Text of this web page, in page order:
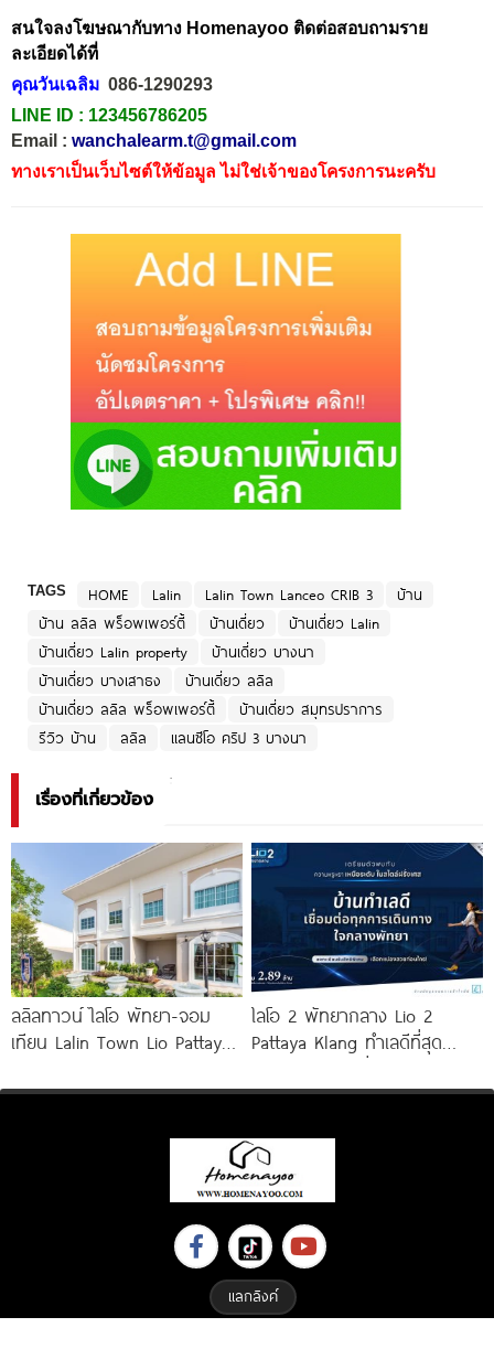
สนใจลงโฆษณากับทาง Homenayoo ติดต่อสอบถามราย
ละเอียดได้ที่
คุณวันเฉลิม 086-1290293
LINE ID : 123456786205
Email : wanchalearm.t@gmail.com
ทางเราเป็นเว็บไซต์ให้ข้อมูล ไม่ใช่เจ้าของโครงการนะครับ
TAGS HOME Lalin Lalin Town Lanceo CRIB 3
บ้าน
บ้าน ลลิล พร็อพเพอร์ตี้
บ้านเดี่ยว
บ้านเดี่ยว Lalin
บ้านเดี่ยว Lalin property
บ้านเดี่ยว บางนา
บ้านเดี่ยว บางเสาธง
บ้านเดี่ยว ลลิล
บ้านเดี่ยว ลลิล พร็อพเพอร์ตี้
บ้านเดี่ยว สมุทรปราการ
รีวิว บ้าน
ลลิล แลนซีโอ คริป 3 บางนา
เรื่องที่เกี่ยวข้อง
ลลิลทาวน์ ไลโอ พัทยา-จอม
เทียน Lalin Town Lio Pattaya-
Colonial
ไลโอ 2 พัทยากลาง Lio 2
Pattaya Klang ทำเลดีที่สุด
เดินทาง
แลกลิงค์